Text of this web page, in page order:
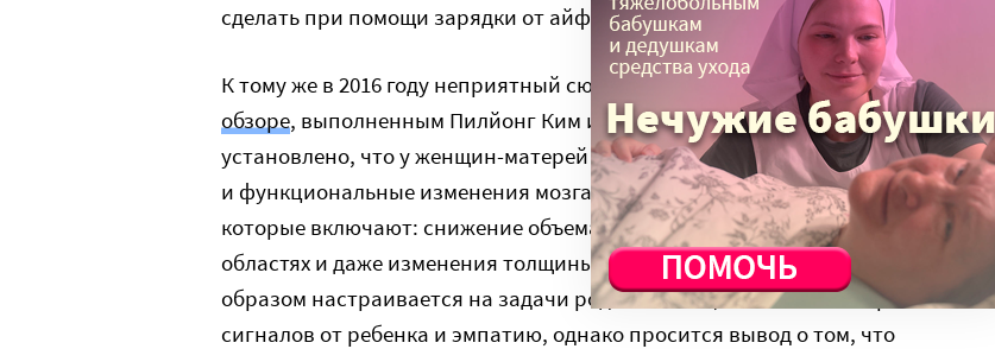
сделать при помощи зарядки от айфона и не находила подходящий разъем!
К тому же в 2016 году неприятный сюрприз матерям преподнесла наука. В
обзоре, выполненным Пилйонг Ким из Денверского университета, было
установлено, что у женщин-матерей происходят значительные структурные
и функциональные изменения мозга во время беременности и после родов,
которые включают: снижение объема серого вещества в определенных
областях и даже изменения толщины коры. Предполагается, что мозг таким
образом настраивается на задачи родительства, то есть на восприятие
сигналов от ребенка и эмпатию, однако просится вывод о том, что